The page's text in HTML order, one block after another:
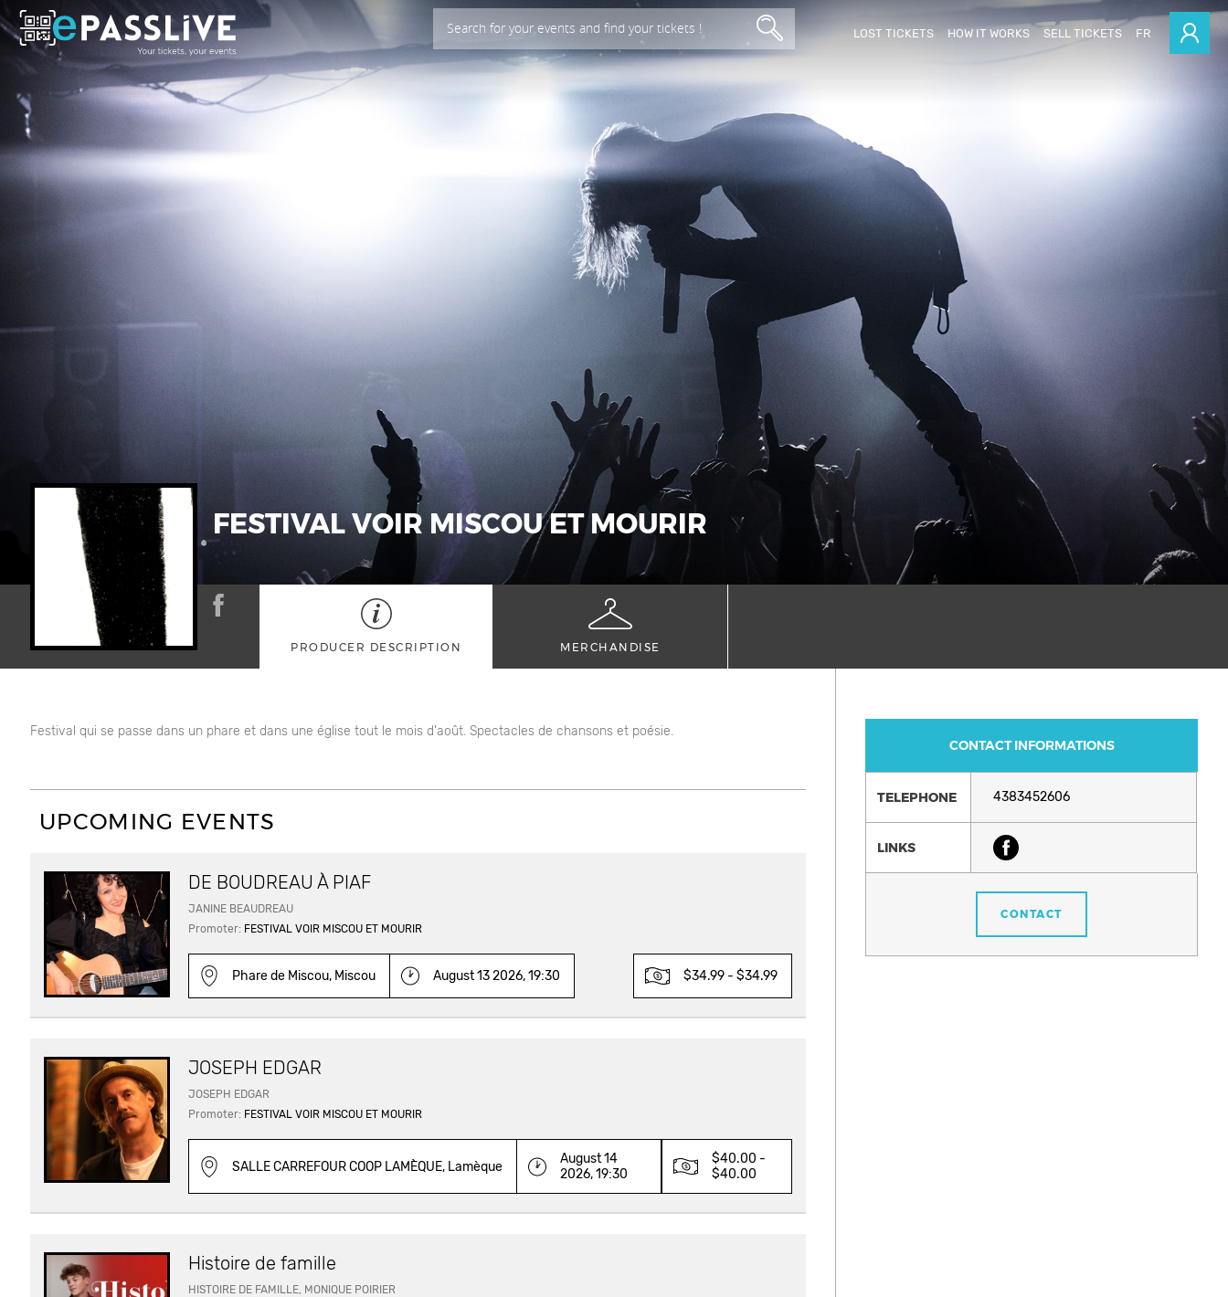
Search for your events and find your tickets ! LOST TICKETS HOW IT WORKS SELL TICKETS FR
FESTIVAL VOIR MISCOU ET MOURIR
PRODUCER DESCRIPTION MERCHANDISE
Festival qui se passe dans un phare et dans une église tout le mois d'août. Spectacles de chansons et poésie.
UPCOMING EVENTS
DE BOUDREAU À PIAF
JANINE BEAUDREAU
Promoter: FESTIVAL VOIR MISCOU ET MOURIR
Phare de Miscou, Miscou August 13 2026, 19:30 $34.99 - $34.99
JOSEPH EDGAR
JOSEPH EDGAR
Promoter: FESTIVAL VOIR MISCOU ET MOURIR
SALLE CARREFOUR COOP LAMÈQUE, Lamèque
August 14
2026, 19:30
$40.00 -
$40.00
Histoire de famille
HISTOIRE DE FAMILLE, MONIQUE POIRIER
CONTACT INFORMATIONS
TELEPHONE 4383452606
LINKS
CONTACT